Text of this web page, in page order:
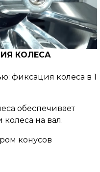
КОЛЕСА
фиксация колеса в 1
обеспечивает
колеса на вал.
конусов